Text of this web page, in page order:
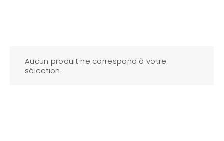
Aucun produit ne correspond à votre
sélection.